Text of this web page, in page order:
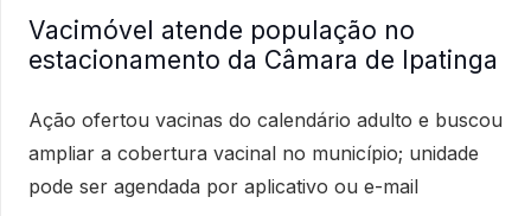
Vacimóvel atende população no
estacionamento da Câmara de Ipatinga
Ação ofertou vacinas do calendário adulto e buscou
ampliar a cobertura vacinal no município; unidade
pode ser agendada por aplicativo ou e-mail